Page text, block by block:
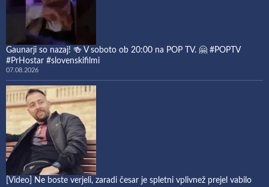
Gaunarji so nazaj! 🍻 V soboto ob 20:00 na POP TV. 🤗 #POPTV
#PrHostar #slovenskifilmi
07.08.2026
[Video] Ne boste verjeli, zaradi česar je spletni vplivnež prejel vabilo